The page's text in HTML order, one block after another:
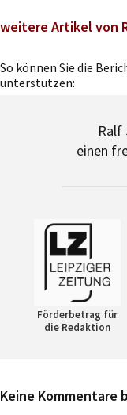
weitere Artikel von
So können Sie die
unterstützen:
Ralf
einen
Förderbetrag für
die Redaktion
Keine Kommentare